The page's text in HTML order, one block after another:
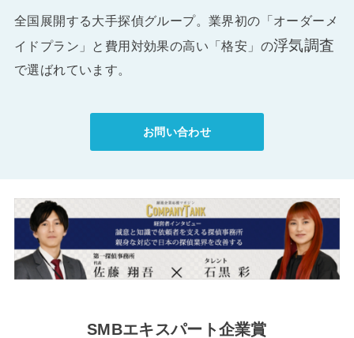
全国展開する大手探偵グループ。業界初の「オーダーメ
イドプラン」と費用対効果の高い「格安」の浮気調査
で選ばれています。
お問い合わせ
SMBエキスパート企業賞